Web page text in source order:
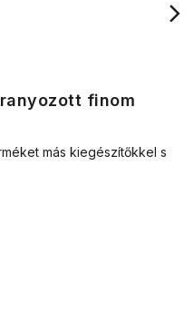
finom
más kiegészítőkkel s